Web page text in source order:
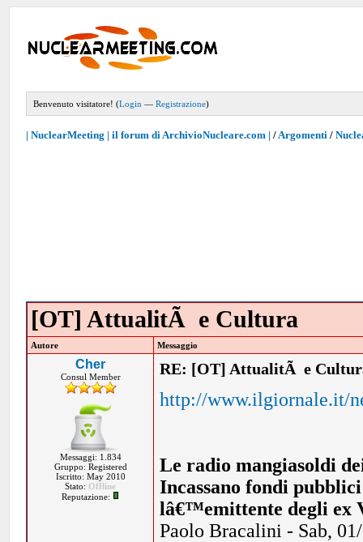
Benvenuto visitatore! (Login —Registrazione)
| NuclearMeeting | il forum di ArchivioNucleare.com | /Argomenti /
[OT] AttualitÃ e Cultura
Autore Messaggio
Cher
Consul Member
Messaggi: 1.834
Gruppo: Registered
Iscritto: May 2010
Stato: Offline
Reputazione:
RE: [OT] AttualitÃ e
http://www.ilgiornale.it/
Le radio mangiasoldi
Incassano fondi
lâ€™emittente degli ex
Paolo Bracalini - Sab,